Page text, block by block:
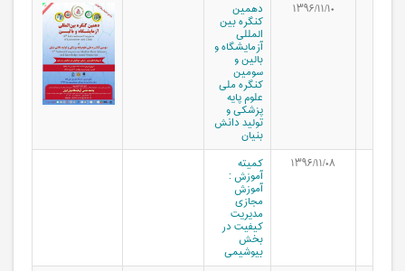
۱۳۹۶/۱۱/۱۰
دهمین
کنگره بین
المللی
آزمایشگاه و
بالین و
سومین
کنگره ملی
علوم پایه
پزشکی و
تولید دانش
بنیان
۱۳۹۶/۱۱/۰۸
کمیته
آموزش :
آموزش
مجازی
مدیریت
کیفیت در
بخش
بیوشیمی